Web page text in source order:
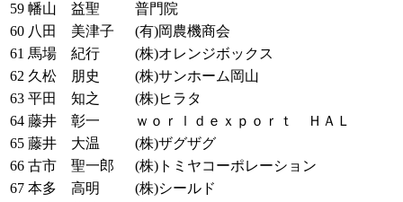
59 幡山 益聖
普門院
60 八田 美津子
(有)岡農機商会
61 馬場 紀行
(株)オレンジボックス
62 久松 朋史
(株)サンホーム岡山
63 平田 知之
(株)ヒラタ
64 藤井 彰一
ｗｏｒｌｄｅｘｐｏｒｔ ＨＡＬ
65 藤井 大温
(株)ザグザグ
66 古市 聖一郎
(株)トミヤコーポレーション
67 本多 高明
(株)シールド